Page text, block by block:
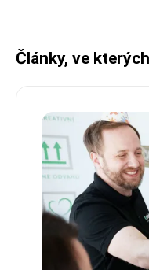
Články, ve